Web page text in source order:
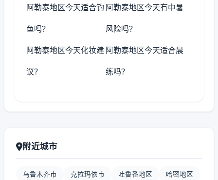
阿勒泰地区今天适合钓
鱼吗？
阿勒泰地区今天有中暑
风险吗？
阿勒泰地区今天化妆建
议？
阿勒泰地区今天适合晨
练吗？
附近城市
乌鲁木齐市 克拉玛依市 吐鲁番地区 哈密地区